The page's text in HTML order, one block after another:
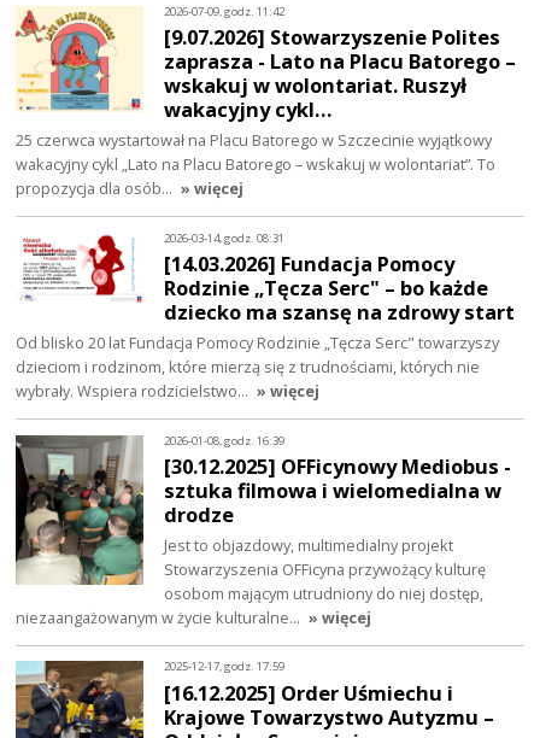
2026-07-09, godz. 11:42
[9.07.2026] Stowarzyszenie Polites
zaprasza - Lato na Placu Batorego –
wskakuj w wolontariat. Ruszył
wakacyjny cykl…
25 czerwca wystartował na Placu Batorego w Szczecinie wyjątkowy
wakacyjny cykl „Lato na Placu Batorego – wskakuj w wolontariat”. To
propozycja dla osób… » więcej
2026-03-14, godz. 08:31
[14.03.2026] Fundacja Pomocy
Rodzinie „Tęcza Serc" – bo każde
dziecko ma szansę na zdrowy start
Od blisko 20 lat Fundacja Pomocy Rodzinie „Tęcza Serc" towarzyszy
dzieciom i rodzinom, które mierzą się z trudnościami, których nie
wybrały. Wspiera rodzicielstwo… » więcej
2026-01-08, godz. 16:39
[30.12.2025] OFFicynowy Mediobus -
sztuka filmowa i wielomedialna w
drodze
Jest to objazdowy, multimedialny projekt
Stowarzyszenia OFFicyna przywożący kulturę
osobom mającym utrudniony do niej dostęp,
niezaangażowanym w życie kulturalne… » więcej
2025-12-17, godz. 17:59
[16.12.2025] Order Uśmiechu i
Krajowe Towarzystwo Autyzmu –